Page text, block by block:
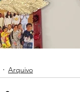
Arquivo